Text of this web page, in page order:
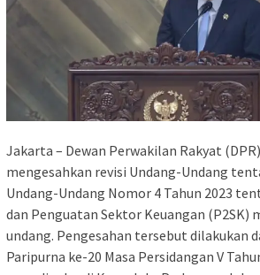
Jakarta – Dewan Perwakilan Rakyat
mengesahkan revisi Undang-Undang
Undang-Undang Nomor 4 Tahun 2023
dan Penguatan Sektor Keuangan (P2SK)
undang. Pengesahan tersebut dilakukan
Paripurna ke-20 Masa Persidangan V